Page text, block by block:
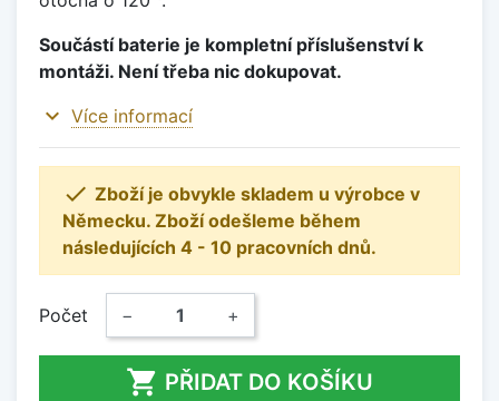
Součástí baterie je kompletní příslušenství k
montáži. Není třeba nic dokupovat.
expand_more Více informací
 Zboží je obvykle skladem u výrobce v
Německu. Zboží odešleme během
následujících 4 - 10 pracovních dnů.
Počet − +
 PŘIDAT DO KOŠÍKU